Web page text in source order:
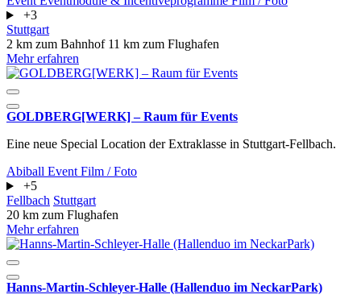
+3
Stuttgart
2 km zum Bahnhof 11 km zum Flughafen
Mehr erfahren
GOLDBERG[WERK] – Raum für Events
Eine neue Special Location der Extraklasse in Stuttgart-Fellbach.
Abiball Event Film / Foto
+5
Fellbach Stuttgart
20 km zum Flughafen
Mehr erfahren
Hanns-Martin-Schleyer-Halle (Hallenduo im NeckarPark)